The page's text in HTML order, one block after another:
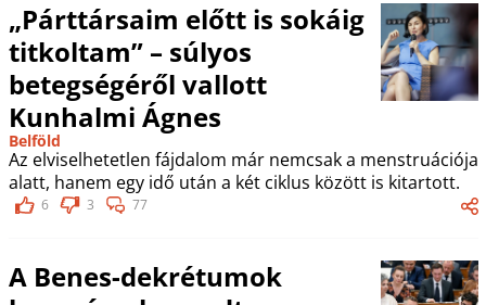
„Párttársaim előtt is sokáig
titkoltam” – súlyos
betegségéről vallott
Kunhalmi Ágnes
Belföld
Az elviselhetetlen fájdalom már nemcsak a menstruációja
alatt, hanem egy idő után a két ciklus között is kitartott.
6 3 77
A Benes-dekrétumok